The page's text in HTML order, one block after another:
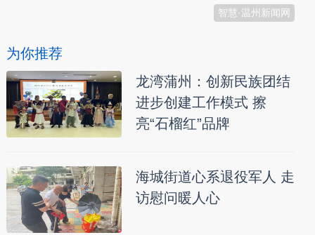
智慧·温州新闻网
为你推荐
龙湾蒲州：创新民族团结
进步创建工作模式 擦
亮“石榴红”品牌
海城街道心系退役军人 走
访慰问暖人心